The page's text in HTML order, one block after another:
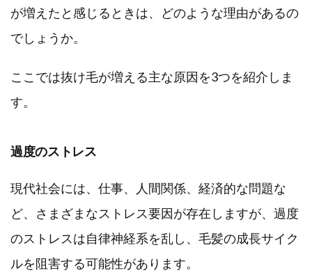
が増えたと感じるときは、どのような理由があるの
でしょうか。
ここでは抜け毛が増える主な原因を3つを紹介しま
す。
過度のストレス
現代社会には、仕事、人間関係、経済的な問題な
ど、さまざまなストレス要因が存在しますが、過度
のストレスは自律神経系を乱し、毛髪の成長サイク
ルを阻害する可能性があります。